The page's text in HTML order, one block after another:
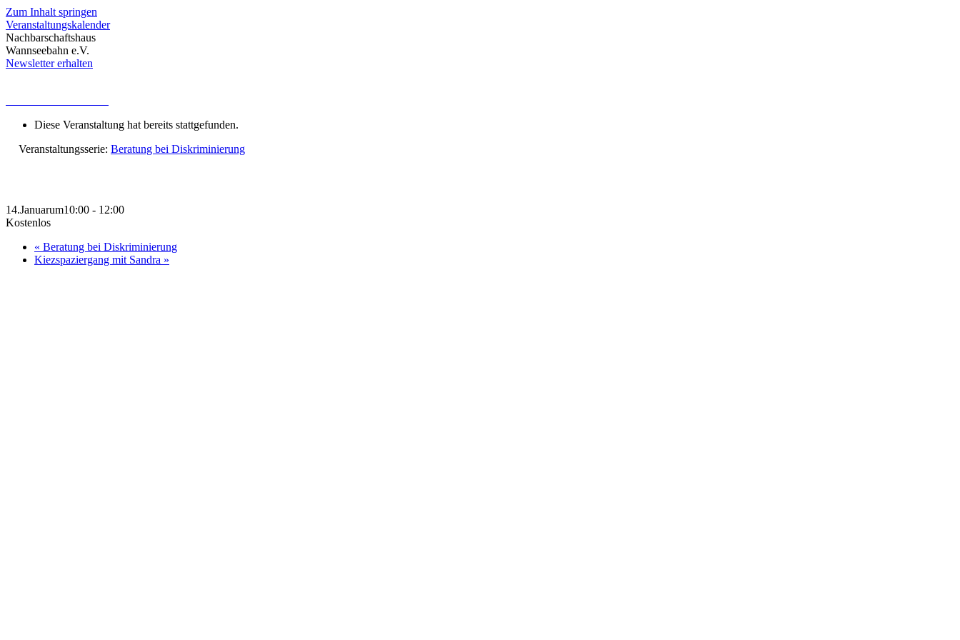
Zum Inhalt springen
Veranstaltungskalender
Nachbarschaftshaus
Wannseebahn e.V.
Newsletter erhalten
Diese Veranstaltung hat bereits stattgefunden.
Veranstaltungsserie: Beratung bei Diskriminierung
14.Januarum10:00 - 12:00
Kostenlos
« Beratung bei Diskriminierung
Kiezspaziergang mit Sandra »